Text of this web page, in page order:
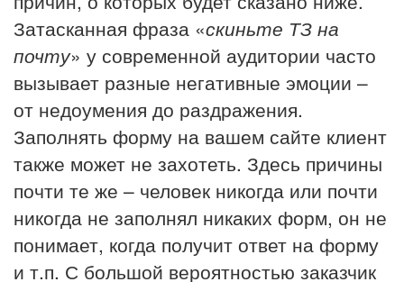
Затасканная фраза «скиньте ТЗ на
почту» у современной аудитории часто
вызывает разные негативные эмоции –
от недоумения до раздражения.
Заполнять форму на вашем сайте клиент
также может не захотеть. Здесь причины
почти те же – человек никогда или почти
никогда не заполнял никаких форм, он не
понимает, когда получит ответ на форму
и т.п. С большой вероятностью заказчик